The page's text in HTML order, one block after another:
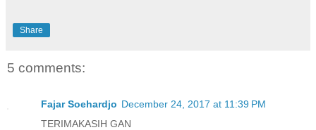
Share
5 comments:
Fajar Soehardjo December 24, 2017 at 11:39 PM
TERIMAKASIH GAN